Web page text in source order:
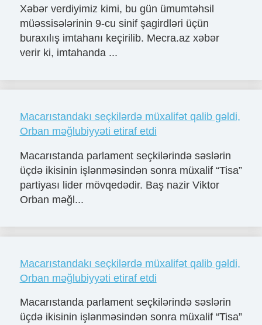
Xəbər verdiyimiz kimi, bu gün ümumtəhsil
müəssisələrinin 9-cu sinif şagirdləri üçün
buraxılış imtahanı keçirilib. Mecra.az xəbər
verir ki, imtahanda ...
Macarıstandakı seçkilərdə müxalifət qalib gəldi,
Orban məğlubiyyəti etiraf etdi
Macarıstanda parlament seçkilərində səslərin
üçdə ikisinin işlənməsindən sonra müxalif “Tisa”
partiyası lider mövqedədir. Baş nazir Viktor
Orban məğl...
Macarıstandakı seçkilərdə müxalifət qalib gəldi,
Orban məğlubiyyəti etiraf etdi
Macarıstanda parlament seçkilərində səslərin
üçdə ikisinin işlənməsindən sonra müxalif “Tisa”